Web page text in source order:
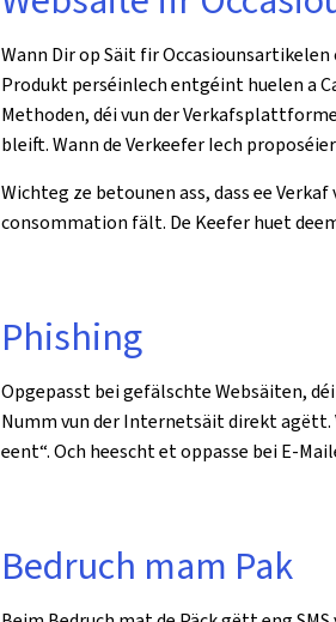
Wann Dir op Säit fir
Produkt perséinlech entgéint huelen a
Methoden, déi vun der
bleift. Wann de Verkeefer Iech
Wichteg ze betounen ass, dass ee
consommation fält. De Keefer huet
Phishing
Opgepasst bei gefälschte Websäiten,
Numm vun der Internetsäit direkt agëtt.
eent“. Och heescht et oppasse bei E-
Bedruch mam Pak